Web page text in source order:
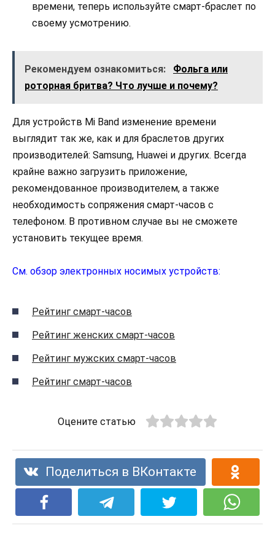
времени, теперь используйте смарт-браслет по
своему усмотрению.
Рекомендуем ознакомиться:
Фольга или
роторная бритва? Что лучше и почему?
Для устройств Mi Band изменение времени
выглядит так же, как и для браслетов других
производителей: Samsung, Huawei и других. Всегда
крайне важно загрузить приложение,
рекомендованное производителем, а также
необходимость сопряжения смарт-часов с
телефоном. В противном случае вы не сможете
установить текущее время.
См. обзор электронных носимых устройств:
Рейтинг смарт-часов
Рейтинг женских смарт-часов
Рейтинг мужских смарт-часов
Рейтинг смарт-часов
Оцените статью
Поделиться в ВКонтакте